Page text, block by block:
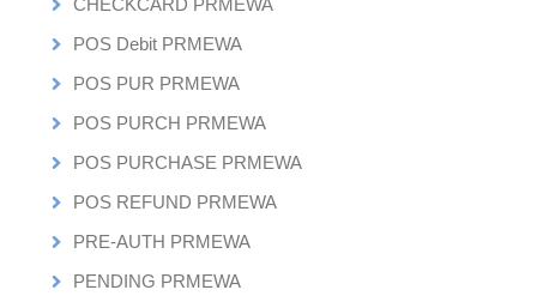
CHECKCARD PRMEWA
POS Debit PRMEWA
POS PUR PRMEWA
POS PURCH PRMEWA
POS PURCHASE PRMEWA
POS REFUND PRMEWA
PRE-AUTH PRMEWA
PENDING PRMEWA